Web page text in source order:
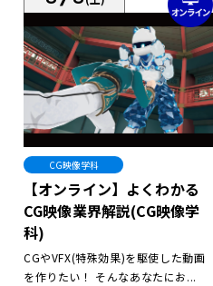
CG映像学科
【オンライン】よくわかる
CG映像業界解説(CG映像学
科)
CGやVFX(特殊効果)を駆使した動画
を作りたい！ そんなあなたにお...